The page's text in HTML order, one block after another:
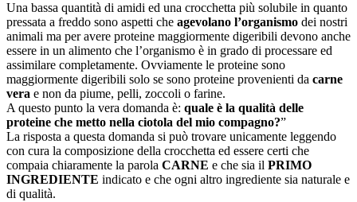
Una bassa quantità di amidi ed una crocchetta più solubile in quanto
pressata a freddo sono aspetti che agevolano l’organismo dei nostri
animali ma per avere proteine maggiormente digeribili devono anche
essere in un alimento che l’organismo è in grado di processare ed
assimilare completamente. Ovviamente le proteine sono
maggiormente digeribili solo se sono proteine provenienti da carne
vera e non da piume, pelli, zoccoli o farine.
A questo punto la vera domanda è: quale è la qualità delle
proteine che metto nella ciotola del mio compagno?”
La risposta a questa domanda si può trovare unicamente leggendo
con cura la composizione della crocchetta ed essere certi che
compaia chiaramente la parola CARNE e che sia il PRIMO
INGREDIENTE indicato e che ogni altro ingrediente sia naturale e
di qualità.